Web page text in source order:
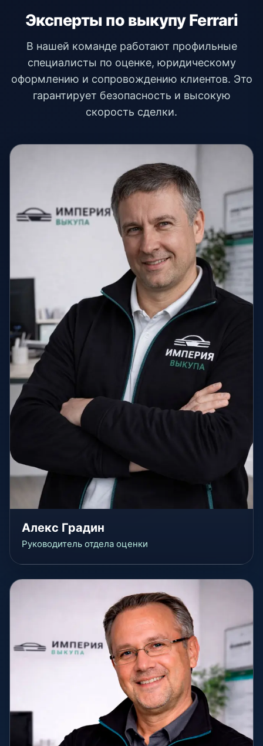
Эксперты по выкупу Ferrari
В нашей команде работают профильные
специалисты по оценке, юридическому
оформлению и сопровождению клиентов. Это
гарантирует безопасность и высокую
скорость сделки.
Алекс Градин
Руководитель отдела оценки